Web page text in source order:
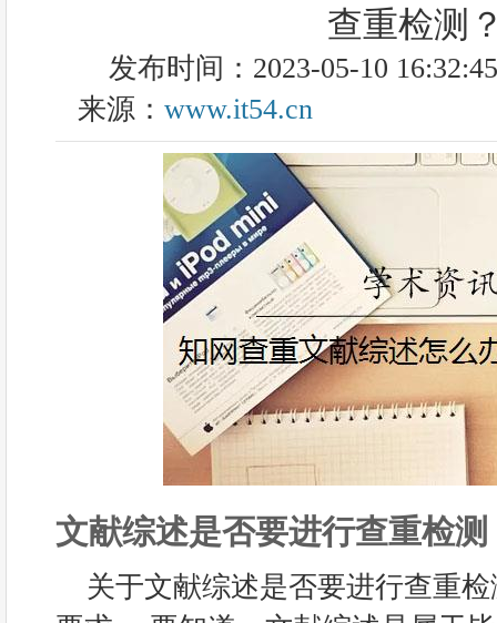
查重检测
发布时间：2023-05-10 16:32:45
来源： www.it54.cn
文献综述是否要进行查重检测
关于文献综述是否要进行查重